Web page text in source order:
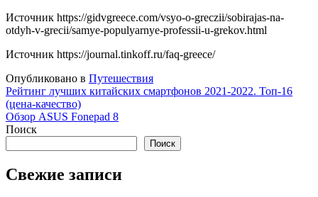
Источник https://gidvgreece.com/vsyo-o-greczii/sobirajas-na-
otdyh-v-grecii/samye-populyarnye-professii-u-grekov.html
Источник https://journal.tinkoff.ru/faq-greece/
Опубликовано в Путешествия
Навигация
по
записям
Рейтинг лучших китайских смартфонов 2021-2022. Топ-16
(цена-качество)
Обзор ASUS Fonepad 8
Поиск
Поиск
Свежие записи